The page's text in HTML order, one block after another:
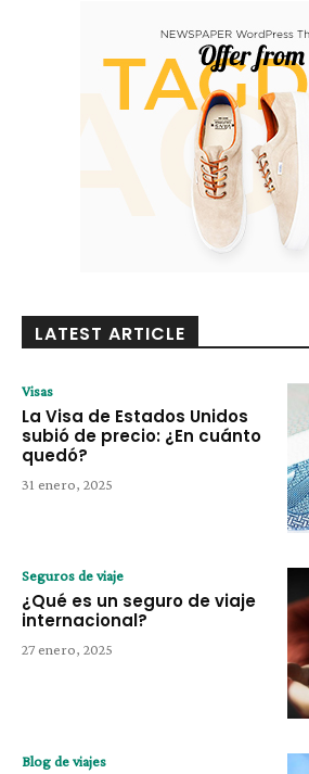
LATEST ARTICLE
Visas
La Visa de Estados Unidos
subió de precio: ¿En cuánto
quedó?
31 enero, 2025
Seguros de viaje
¿Qué es un seguro de viaje
internacional?
27 enero, 2025
Blog de viajes